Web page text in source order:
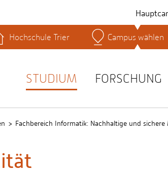
Lernplattformen
Studienservice
Hochschule Trier Campus wählen
STUDIUM FORSCHUNG
Fachbereich Informatik: Nachhaltige und